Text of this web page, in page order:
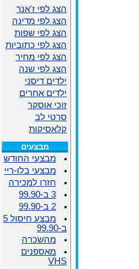
הצג לפי ז'אנר
הצג לפי מדינה
הצג לפי שפות
הצג לפי כתוביות
הצג לפי מחיר
הצג לפי שנה
ילדים דיסני
ילדים אחרים
זוכי אוסקר
סרטי לב
קלאסיקות
מבצעים
מבצעי החודש
מבצעי בלו-ריי
חזרו למכירה
3 ב-99.90
2 ב-99.90
מבצע חיסול 5
ב-99.90
מהשכרה
מאספנים
VHS